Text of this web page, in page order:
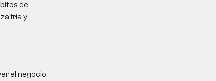
de
fría y
el negocio.